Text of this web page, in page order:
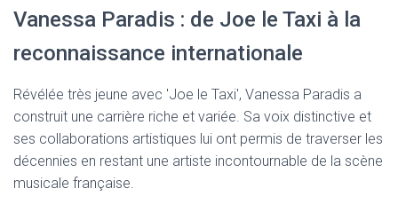
Vanessa Paradis : de Joe le Taxi à la
reconnaissance internationale
Révélée très jeune avec 'Joe le Taxi', Vanessa Paradis a
construit une carrière riche et variée. Sa voix distinctive et
ses collaborations artistiques lui ont permis de traverser les
décennies en restant une artiste incontournable de la scène
musicale française.